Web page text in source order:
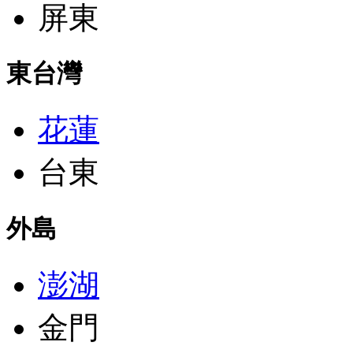
屏東
東台灣
花蓮
台東
外島
澎湖
金門